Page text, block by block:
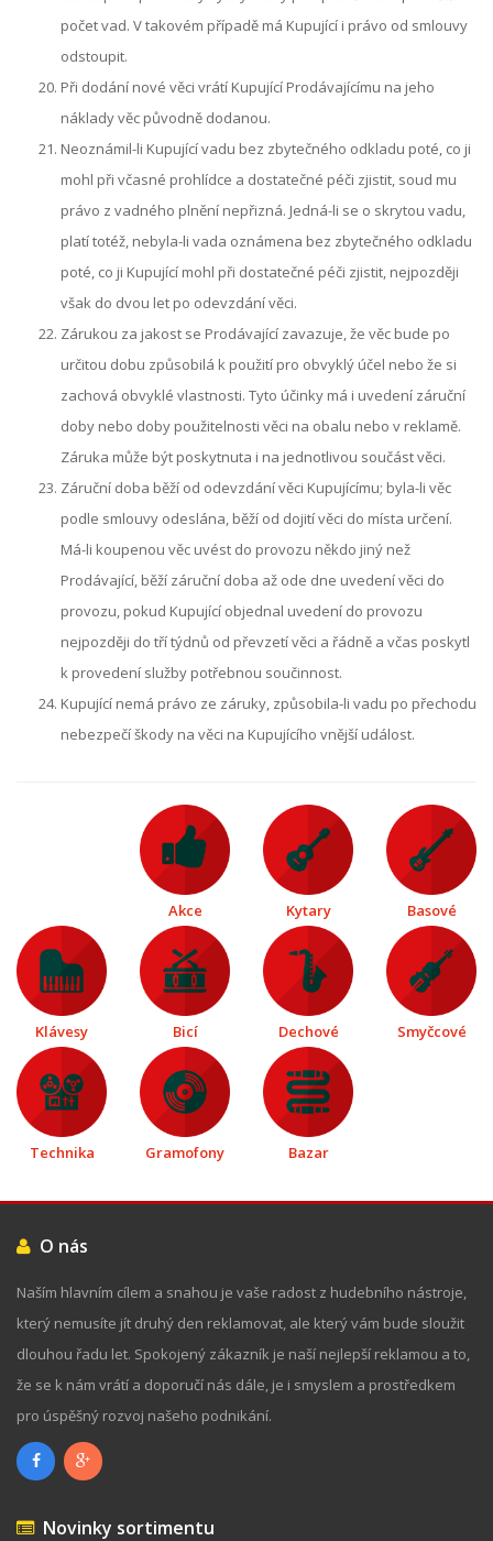
počet vad. V takovém případě má Kupující i právo od smlouvy
odstoupit.
Při dodání nové věci vrátí Kupující Prodávajícímu na jeho
náklady věc původně dodanou.
Neoznámil-li Kupující vadu bez zbytečného odkladu poté, co ji
mohl při včasné prohlídce a dostatečné péči zjistit, soud mu
právo z vadného plnění nepřizná. Jedná-li se o skrytou vadu,
platí totéž, nebyla-li vada oznámena bez zbytečného odkladu
poté, co ji Kupující mohl při dostatečné péči zjistit, nejpozději
však do dvou let po odevzdání věci.
Zárukou za jakost se Prodávající zavazuje, že věc bude po
určitou dobu způsobilá k použití pro obvyklý účel nebo že si
zachová obvyklé vlastnosti. Tyto účinky má i uvedení záruční
doby nebo doby použitelnosti věci na obalu nebo v reklamě.
Záruka může být poskytnuta i na jednotlivou součást věci.
Záruční doba běží od odevzdání věci Kupujícímu; byla-li věc
podle smlouvy odeslána, běží od dojití věci do místa určení.
Má-li koupenou věc uvést do provozu někdo jiný než
Prodávající, běží záruční doba až ode dne uvedení věci do
provozu, pokud Kupující objednal uvedení do provozu
nejpozději do tří týdnů od převzetí věci a řádně a včas poskytl
k provedení služby potřebnou součinnost.
Kupující nemá právo ze záruky, způsobila-li vadu po přechodu
nebezpečí škody na věci na Kupujícího vnější událost.
Akce Kytary Basové
Klávesy Bicí Dechové Smyčcové
Technika Gramofony Bazar
O nás
Naším hlavním cílem a snahou je vaše radost z hudebního nástroje,
který nemusíte jít druhý den reklamovat, ale který vám bude sloužit
dlouhou řadu let. Spokojený zákazník je naší nejlepší reklamou a to,
že se k nám vrátí a doporučí nás dále, je i smyslem a prostředkem
pro úspěšný rozvoj našeho podnikání.
Novinky sortimentu